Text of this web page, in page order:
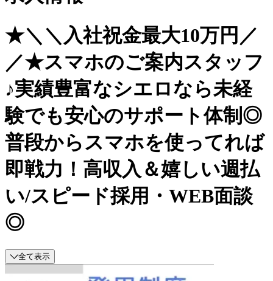
★＼＼入社祝金最大10万円／
／★スマホのご案内スタッフ
♪実績豊富なシエロなら未経
験でも安心のサポート体制◎
普段からスマホを使ってれば
即戦力！高収入＆嬉しい週払
い/スピード採用・WEB面談
◎
全て表示